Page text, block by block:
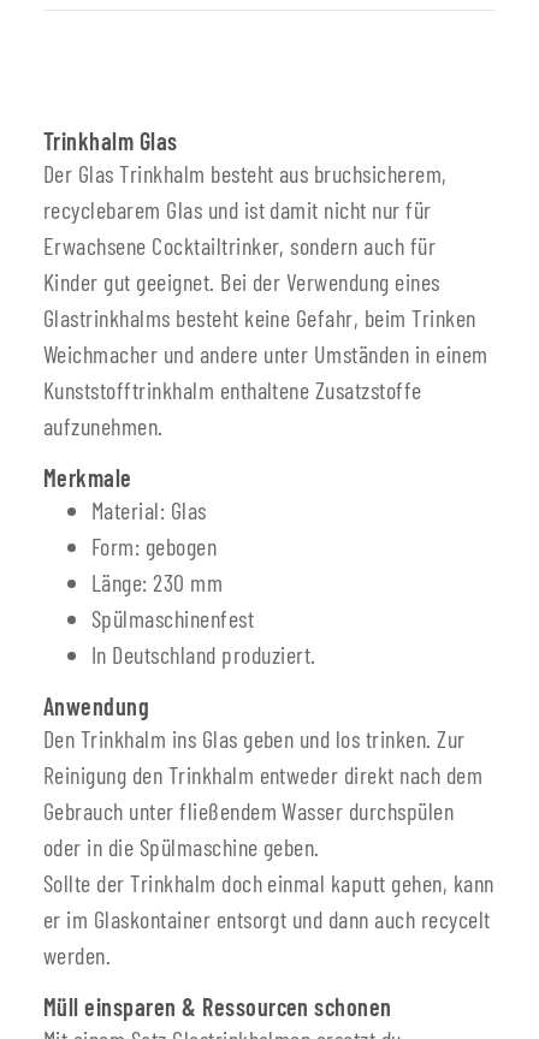
Trinkhalm Glas
Der Glas Trinkhalm besteht aus bruchsicherem,
recyclebarem Glas und ist damit nicht nur für
Erwachsene Cocktailtrinker, sondern auch für
Kinder gut geeignet. Bei der Verwendung eines
Glastrinkhalms besteht keine Gefahr, beim Trinken
Weichmacher und andere unter Umständen in einem
Kunststofftrinkhalm enthaltene Zusatzstoffe
aufzunehmen.
Merkmale
Material: Glas
Form: gebogen
Länge: 230 mm
Spülmaschinenfest
In Deutschland produziert.
Anwendung
Den Trinkhalm ins Glas geben und los trinken. Zur
Reinigung den Trinkhalm entweder direkt nach dem
Gebrauch unter fließendem Wasser durchspülen
oder in die Spülmaschine geben.
Sollte der Trinkhalm doch einmal kaputt gehen, kann
er im Glaskontainer entsorgt und dann auch recycelt
werden.
Müll einsparen & Ressourcen schonen